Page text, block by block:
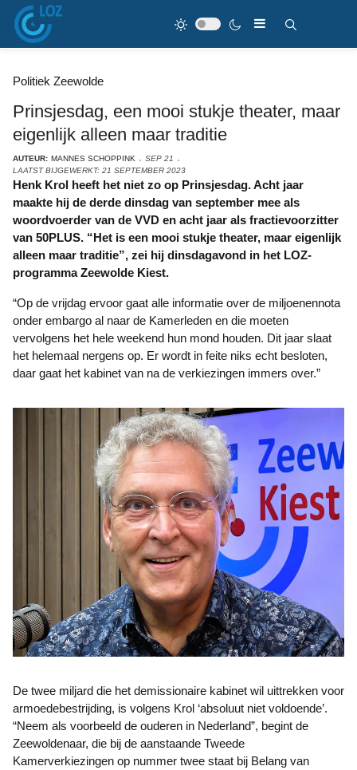
Politiek Zeewolde
Prinsjesdag, een mooi stukje theater, maar
eigenlijk alleen maar traditie
AUTEUR: MANNES SCHOPPINK
SEP 21
LAATST BIJGEWERKT: 21 SEPTEMBER 2023
Henk Krol heeft het niet zo op Prinsjesdag. Acht jaar
maakte hij de derde dinsdag van september mee als
woordvoerder van de VVD en acht jaar als fractievoorzitter
van 50PLUS. “Het is een mooi stukje theater, maar eigenlijk
alleen maar traditie”, zei hij dinsdagavond in het LOZ-
programma Zeewolde Kiest.
“Op de vrijdag ervoor gaat alle informatie over de miljoenennota
onder embargo al naar de Kamerleden en die moeten
vervolgens het hele weekend hun mond houden. Dit jaar slaat
het helemaal nergens op. Er wordt in feite niks echt besloten,
daar gaat het kabinet van na de verkiezingen immers over.”
De twee miljard die het demissionaire kabinet wil uittrekken voor
armoedebestrijding, is volgens Krol ‘absoluut niet voldoende’.
“Neem als voorbeeld de ouderen in Nederland”, begint de
Zeewoldenaar, die bij de aanstaande Tweede
Kamerverkiezingen op nummer twee staat bij Belang van